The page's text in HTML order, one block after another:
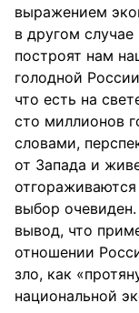
выражением
в другом
построят нам
голодной
что есть на
сто миллионов
словами,
от Запада и
выбор
вывод, что
отношении
зло, как
национальной